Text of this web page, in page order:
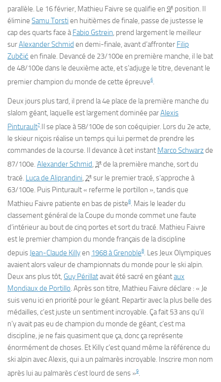
parallèle. Le 16 février, Mathieu Faivre se qualifie en 9e position. Il
élimine Samu Torsti en huitièmes de finale, passe de justesse le
cap des quarts face àFabio Gstrein, prend largement le meilleur
surAlexander Schmid en demi-finale, avant d’affronter Filip
Zubčić en finale. Devancé de 23/100e en première manche, il le bat
de 48/100e dans le deuxième acte, et s’adjuge le titre, devenant le
premier champion du monde de cette épreuve6.
Deux jours plus tard, il prend la 4e place de la première manche du
slalom géant, laquelle est largement dominée parAlexis
Pinturault7.Il se place à 58/100e de son coéquipier. Lors du 2e acte,
le skieur niçois réalise un temps qui lui permet de prendre les
commandes de la course. Il devance à cet instant Marco Schwarzde
87/100e. Alexander Schmid, 3e de la première manche, sort du
tracé. Luca de Aliprandini, 2e sur le premier tracé, s’approche à
63/100e. Puis Pinturault « referme le portillon », tandis que
Mathieu Faivre patiente en bas de piste8. Mais le leader du
classement général de la Coupe du monde commet une faute
d’intérieur au bout de cinq portes et sort du tracé. Mathieu Faivre
est le premier champion du monde français de la discipline
depuis Jean-Claude Killyen 1968 à Grenoble8. Les Jeux Olympiques
avaient alors valeur de championnats du monde pour le ski alpin.
Deux ans plus tôt, Guy Périllatavait été sacré en géantaux
Mondiaux de Portillo. Après son titre, Mathieu Faivre déclare : « Je
suis venu ici en priorité pour le géant. Repartir avec la plus belle des
médailles, c’est juste un sentiment incroyable. Ça fait 53 ans qu’il
n’y avait pas eu de champion du monde de géant, c’est ma
discipline, je ne fais quasiment que ça, donc ça représente
énormément de choses. Et Killy c’est quand même la référence du
ski alpin avec Alexis, qui a un palmarès incroyable. Inscrire mon nom
après lui au palmarès c’est lourd de sens »9.